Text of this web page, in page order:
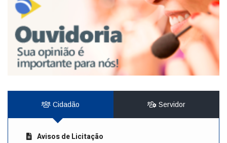
Cidadão Servidor
Avisos de Licitação